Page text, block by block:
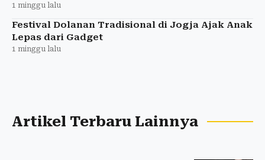
1 minggu lalu
Festival Dolanan Tradisional di Jogja Ajak Anak
Lepas dari Gadget
1 minggu lalu
Artikel Terbaru Lainnya